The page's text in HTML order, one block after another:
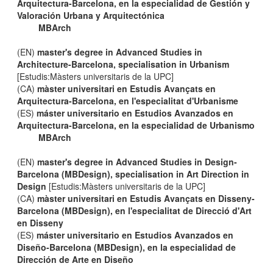
Arquitectura-Barcelona, en la especialidad de Gestión y
Valoración Urbana y Arquitectónica
MBArch
(EN)master's degree in Advanced Studies in
Architecture-Barcelona, specialisation in Urbanism
[Estudis:Màsters universitaris de la UPC]
(CA)màster universitari en Estudis Avançats en
Arquitectura-Barcelona, en l'especialitat d'Urbanisme
(ES)máster universitario en Estudios Avanzados en
Arquitectura-Barcelona, en la especialidad de Urbanismo
MBArch
(EN)master's degree in Advanced Studies in Design-
Barcelona (MBDesign), specialisation in Art Direction in
Design [Estudis:Màsters universitaris de la UPC]
(CA)màster universitari en Estudis Avançats en Disseny-
Barcelona (MBDesign), en l'especialitat de Direcció d'Art
en Disseny
(ES)máster universitario en Estudios Avanzados en
Diseño-Barcelona (MBDesign), en la especialidad de
Dirección de Arte en Diseño